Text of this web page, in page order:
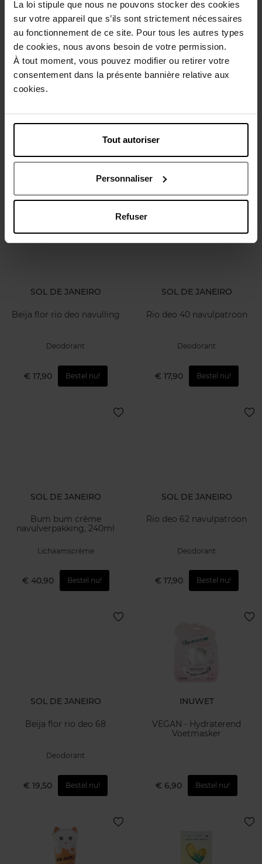
La loi stipule que nous ne pouvons stocker des cookies
sur votre appareil que s’ils sont strictement nécessaires
au fonctionnement de ce site. Pour tous les autres types
de cookies, nous avons besoin de votre permission.
À tout moment, vous pouvez modifier ou retirer votre
consentement dans la présente bannière relative aux
cookies.
Tout autoriser
Personnaliser
Refuser
JOLIDERM
SOL DE JANEIRO
Beija flor rio deo navulling
Deodorant
€ 17,90 Bestel nu!
SOL DE JANEIRO
Rio deo 40 navulpatroon
Deodorant
€ 17,90 Bestel nu!
SOL DE JANEIRO
Bum bum crème
navulverpakking, 240ml
Lichaamscrème
€ 40,90 Bestel nu!
SOL DE JANEIRO
Rio deo 62 navulpatroon
Deodorant
€ 17,90 Bestel nu!
SOL DE JANEIRO
Beija flor rio deo 68
Deodorant
€ 19,50 Bestel nu!
INUWET
VEGAN - Hydraterend
Voetmasker
€ 6,90 Bestel nu!